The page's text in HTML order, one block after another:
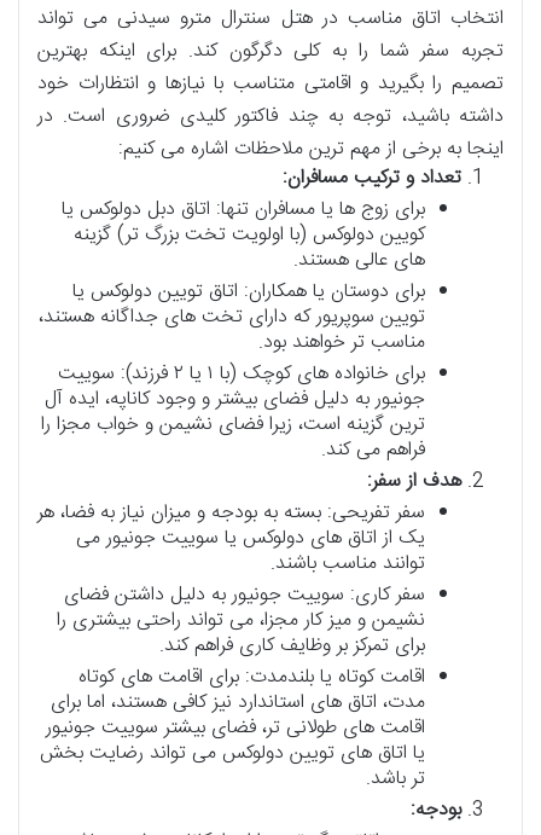
انتخاب اتاق مناسب در هتل سنترال مترو سیدنی می تواند
تجربه سفر شما را به کلی دگرگون کند. برای اینکه بهترین
تصمیم را بگیرید و اقامتی متناسب با نیازها و انتظارات خود
داشته باشید، توجه به چند فاکتور کلیدی ضروری است. در
اینجا به برخی از مهم ترین ملاحظات اشاره می کنیم:
تعداد و ترکیب مسافران:
برای زوج ها یا مسافران تنها: اتاق دبل دولوکس یا
کویین دولوکس (با اولویت تخت بزرگ تر) گزینه
های عالی هستند.
برای دوستان یا همکاران: اتاق تویین دولوکس یا
تویین سوپریور که دارای تخت های جداگانه هستند،
مناسب تر خواهند بود.
برای خانواده های کوچک (با ۱ یا ۲ فرزند): سوییت
جونیور به دلیل فضای بیشتر و وجود کاناپه، ایده آل
ترین گزینه است، زیرا فضای نشیمن و خواب مجزا را
فراهم می کند.
هدف از سفر:
سفر تفریحی: بسته به بودجه و میزان نیاز به فضا، هر
یک از اتاق های دولوکس یا سوییت جونیور می
توانند مناسب باشند.
سفر کاری: سوییت جونیور به دلیل داشتن فضای
نشیمن و میز کار مجزا، می تواند راحتی بیشتری را
برای تمرکز بر وظایف کاری فراهم کند.
اقامت کوتاه یا بلندمدت: برای اقامت های کوتاه
مدت، اتاق های استاندارد نیز کافی هستند، اما برای
اقامت های طولانی تر، فضای بیشتر سوییت جونیور
یا اتاق های تویین دولوکس می تواند رضایت بخش
تر باشد.
بودجه: